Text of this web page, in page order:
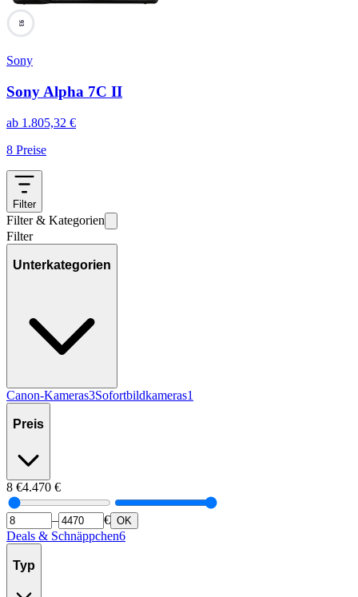
93
Sony
Sony Alpha 7C II
ab 1.805,32 €
8 Preise
Filter
Filter & Kategorien
Filter
Unterkategorien
Canon-Kameras3Sofortbildkameras1
Preis
8 €4.470 €
– € OK
Deals & Schnäppchen6
Typ